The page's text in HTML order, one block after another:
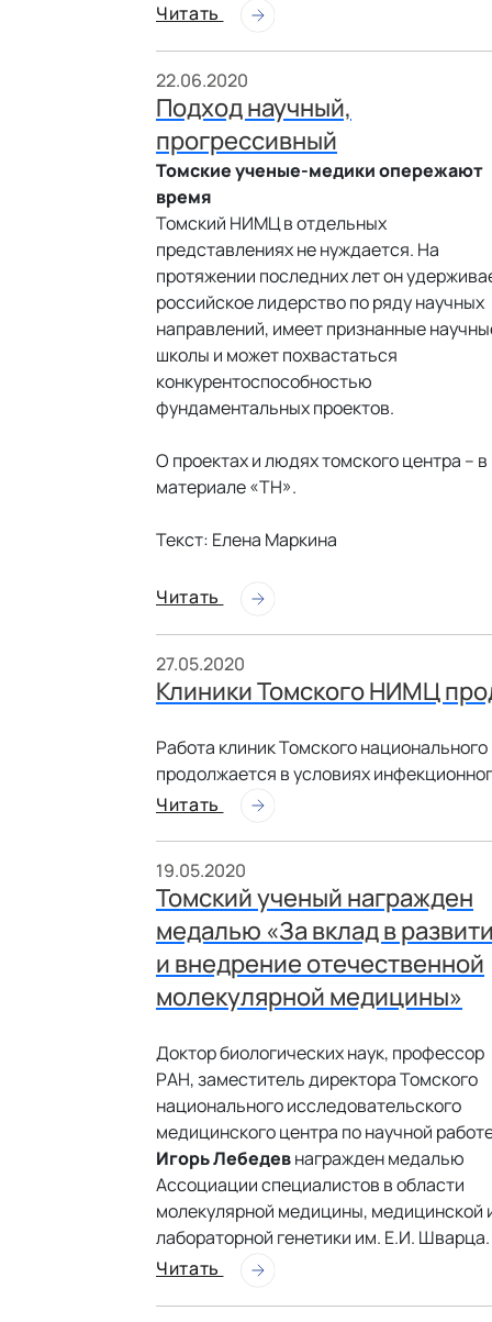
Читать
22.06.2020
Подход научный,
прогрессивный
Томские ученые-медики опережают
время
Томский НИМЦ в отдельных
представлениях не нуждается. На
протяжении последних лет он
российское лидерство по ряду научных
направлений, имеет признанные
школы и может похвастаться
конкурентоспособностью
фундаментальных проектов.
О проектах и людях томского центра – в
материале «ТН».
Текст: Елена Маркина
Читать
27.05.2020
Клиники Томского НИМЦ
Работа клиник Томского
продолжается в условиях
Читать
19.05.2020
Томский ученый награжден
медалью «За вклад в
и внедрение отечественной
молекулярной медицины»
Доктор биологических наук, профессор
РАН, заместитель директора Томского
национального исследовательского
медицинского центра по научной
Игорь Лебедевнагражден медалью
Ассоциации специалистов в области
молекулярной медицины, медицинской
лабораторной генетики им. Е.И. Шварца.
Читать